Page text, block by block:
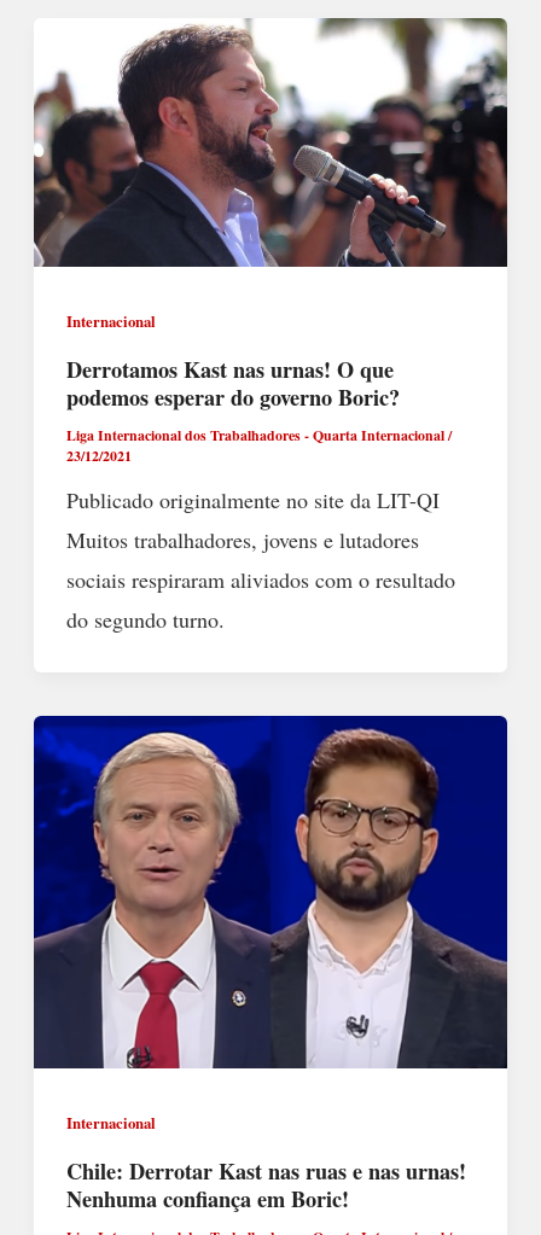
Internacional
Derrotamos Kast nas urnas! O que
podemos esperar do governo Boric?
Liga Internacional dos Trabalhadores - Quarta Internacional/
23/12/2021
Publicado originalmente no site da LIT-QI
Muitos trabalhadores, jovens e lutadores
sociais respiraram aliviados com o resultado
do segundo turno.
Internacional
Chile: Derrotar Kast nas ruas e nas urnas!
Nenhuma confiança em Boric!